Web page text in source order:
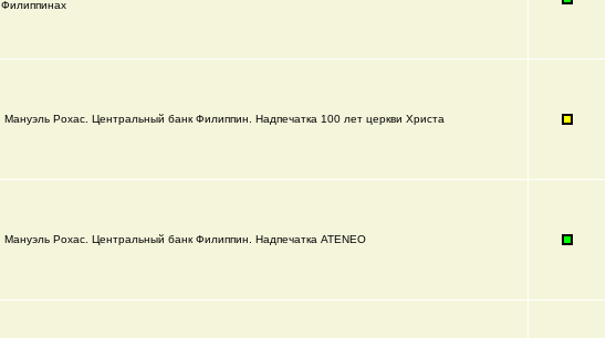
Филиппинах
Мануэль Рохас. Центральный банк Филиппин. Надпечатка 100 лет церкви Христа
Мануэль Рохас. Центральный банк Филиппин. Надпечатка ATENEO